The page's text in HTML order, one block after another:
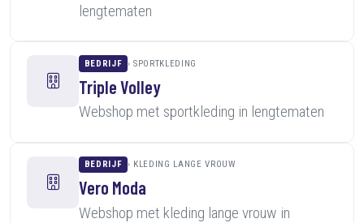
lengtematen
BEDRIJF SPORTKLEDING
Triple Volley
Webshop met sportkleding in lengtematen
BEDRIJF KLEDING LANGE VROUW
Vero Moda
Webshop met kleding lange vrouw in